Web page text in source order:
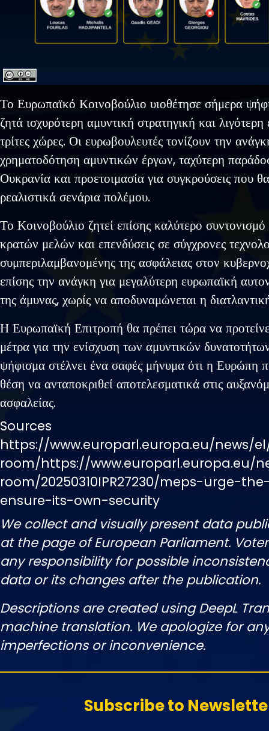
Το Ευρωπαϊκό Κοινοβούλιο υιοθέτησε σήμερα
ζητά ισχυρότερη αμυντική στρατηγική και
τρίτες χώρες. Οι ευρωβουλευτές τονίζουν την
χρηματοδότηση αμυντικών έργων, ταχύτερη
Ουκρανία και προετοιμασία για συγκρούσεις που
ρεαλιστικά σενάρια πολέμου.
Το Κοινοβούλιο ζητεί επίσης καλύτερο
κρατών μελών και επενδύσεις σε σύγχρονες
συμπεριλαμβανομένης της ασφάλειας στον
επίσης την ανάγκη για μεγαλύτερη ευρωπαϊκή
της άμυνας, χωρίς να αποδυναμώνεται η
Η Ευρωπαϊκή Επιτροπή θα πρέπει τώρα να
μέτρα για την ενίσχυση των αμυντικών
ψήφισμα στέλνει ένα σαφές μήνυμα ότι η Ευρώπη
θέση να ανταποκριθεί αποτελεσματικά στις
ασφαλείας.
Sources
https://www.europarl.europa.eu/news/
room/https://www.europarl.europa.eu/
room/20250310IPR27230/meps-urge-
ensure-its-own-security
We collect and visually present data
at the page of European Parliament.
any responsibility for possible
data or its changes after the publication.
Descriptions are created using DeepL
machine translation. We apologize for
imperfections or inconvenience.
Subscribe to